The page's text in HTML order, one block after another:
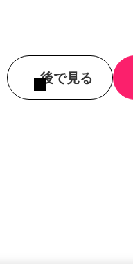
後で見る